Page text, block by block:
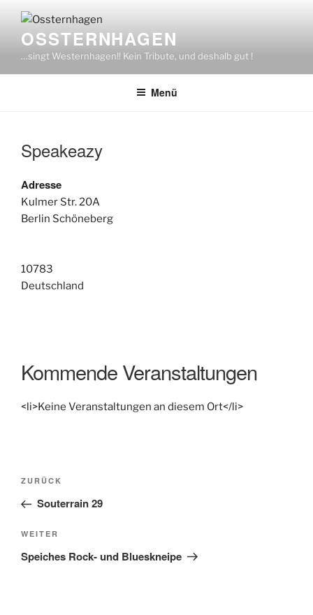
Inhalt
springenOSSTERNHAGEN
…singt Westernhagen!! Kein Tribute, und deshalb gut !
Menü
Speakeazy
Adresse
Kulmer Str. 20A
Berlin Schöneberg
10783
Deutschland
Kommende Veranstaltungen
<li>Keine Veranstaltungen an diesem Ort</li>
Beitragsnavigation
Vorheriger
Beitrag
ZURÜCK
Souterrain 29
Nächster
Beitrag
WEITER
Speiches Rock- und Blueskneipe